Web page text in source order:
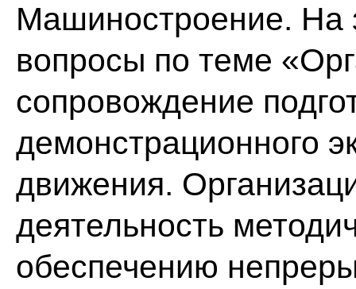
Машиностроение. На
вопросы по теме
сопровождение
демонстрационного
движения.
деятельность
обеспечению